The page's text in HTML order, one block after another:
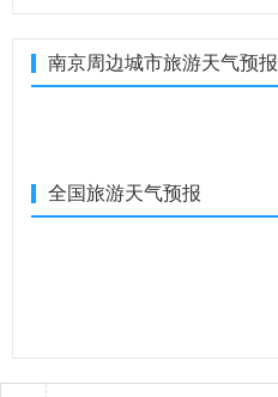
南京周边城市旅游天气预报
全国旅游天气预报